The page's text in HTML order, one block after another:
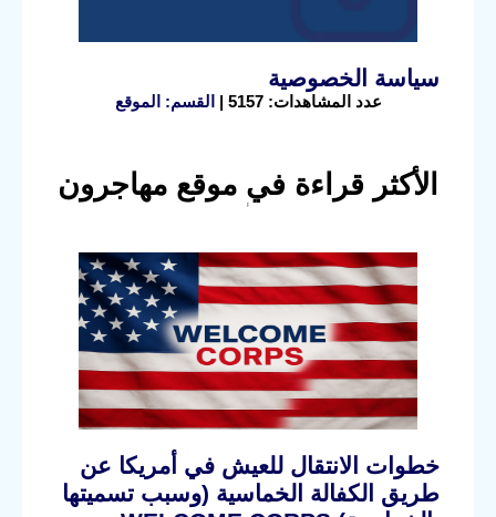
سياسة الخصوصية
عدد المشاهدات: 5157 | القسم: الموقع
الأكثر قراءة في موقع مهاجرون
خطوات الانتقال للعيش في أمريكا عن
طريق الكفالة الخماسية (وسبب تسميتها